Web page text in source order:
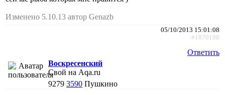
Изменено 5.10.13 автор Genazb
05/10/2013 15:01:08
#1870198
Ответить
Воскресенский
Свой на Aqa.ru
9279 3590 Пушкино